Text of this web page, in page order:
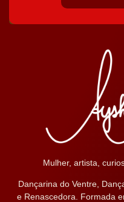
Mulher, artista,
Dançarina do Ventre,
e Renascedora. Formada